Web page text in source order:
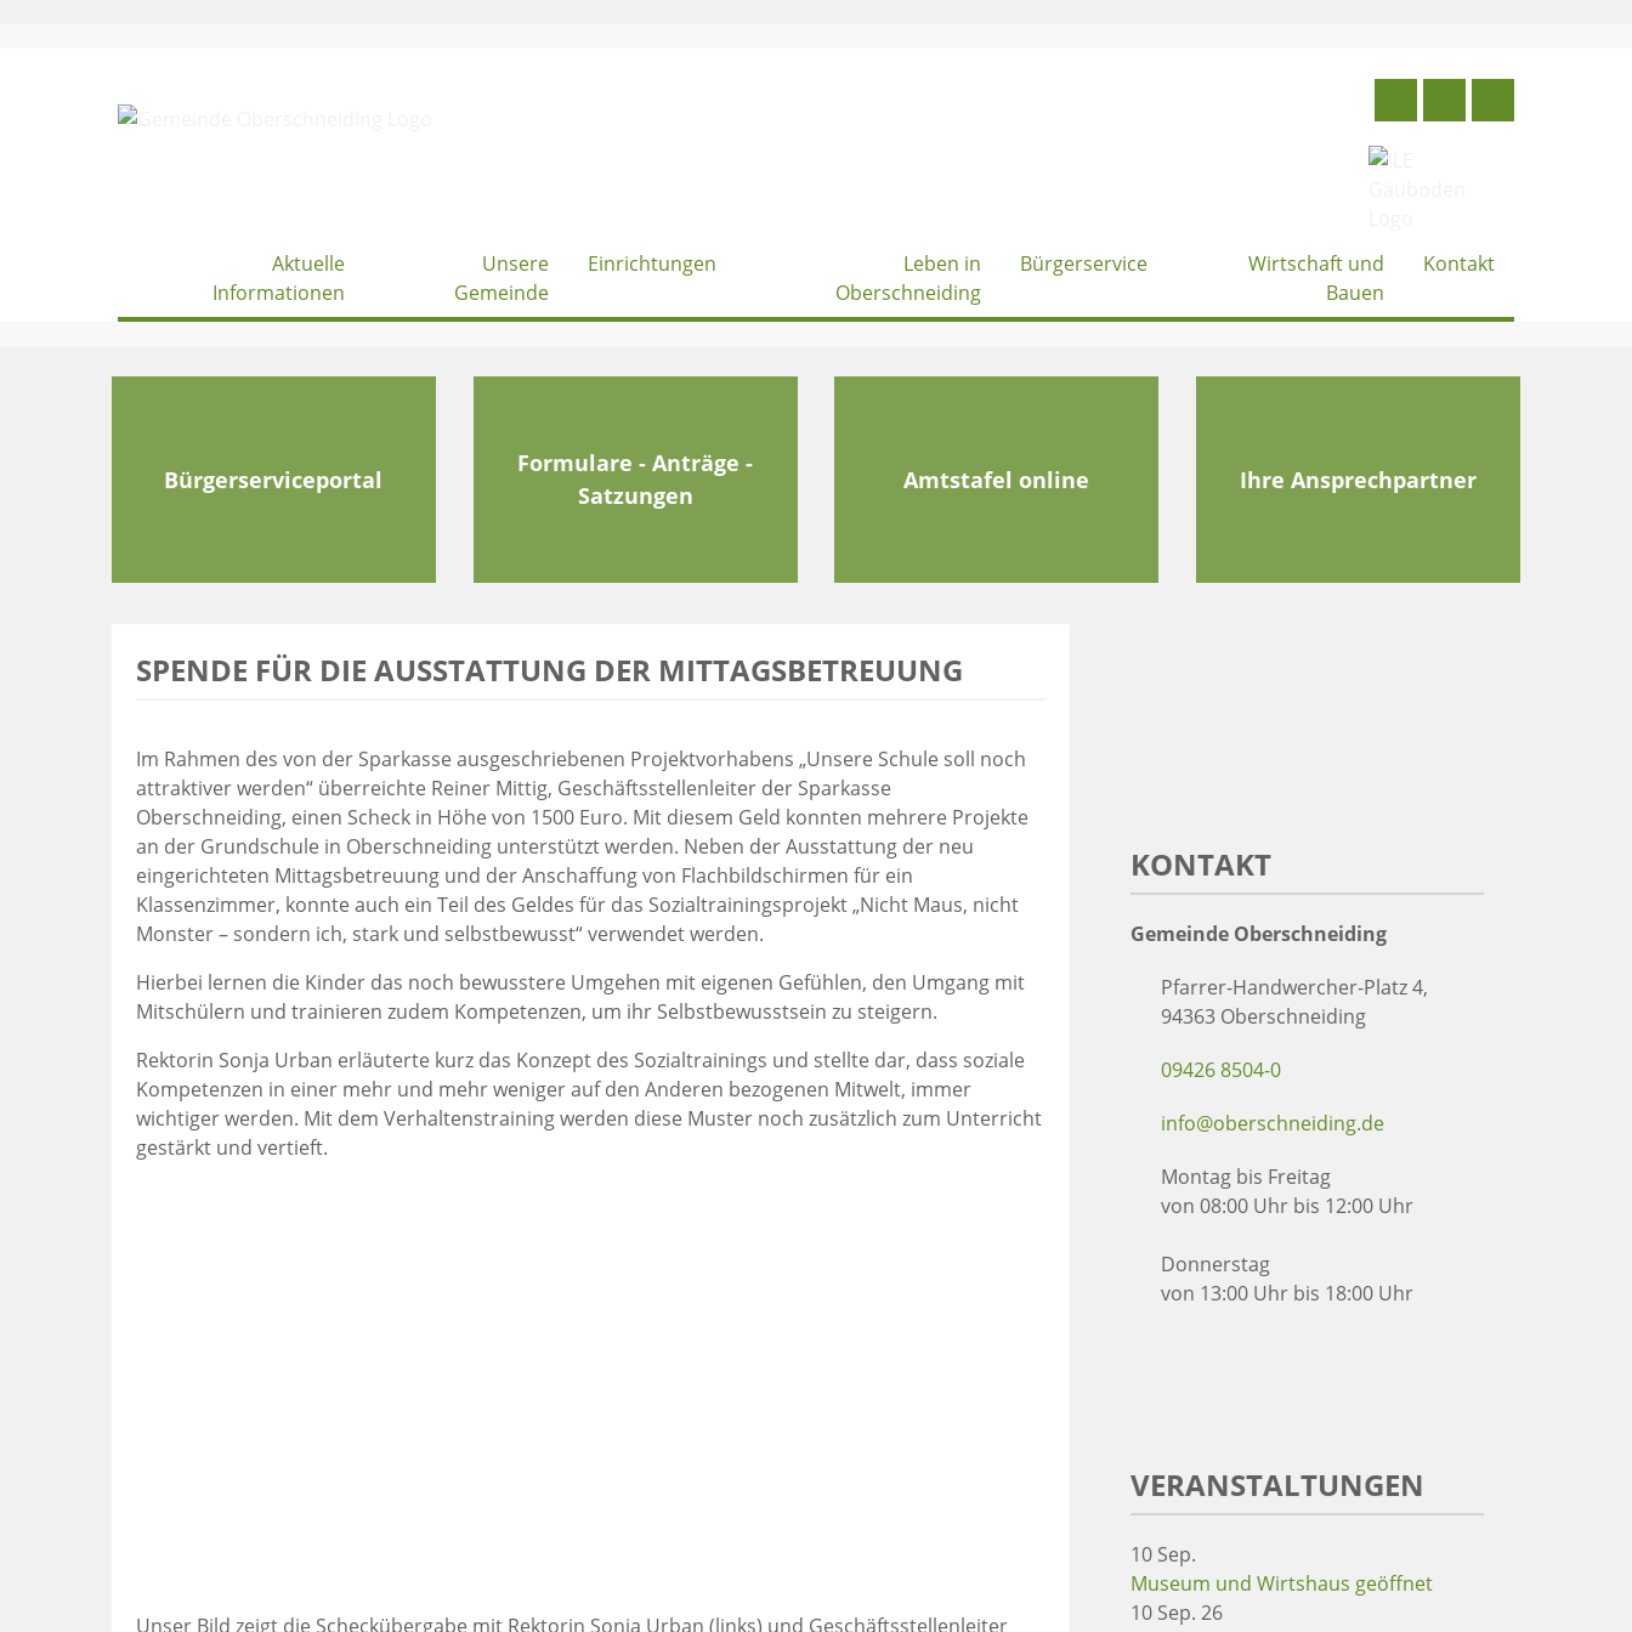
Aktuelle
Informationen
Unsere
Gemeinde
Einrichtungen
Leben in
Oberschneiding
Bürgerservice
Wirtschaft und
Bauen
Kontakt
Bürgerserviceportal
Formulare - Anträge -
Satzungen
Amtstafel online Ihre Ansprechpartner
SPENDE FÜR DIE AUSSTATTUNG DER MITTAGSBETREUUNG
Im Rahmen des von der Sparkasse ausgeschriebenen Projektvorhabens „Unsere Schule soll noch
attraktiver werden“ überreichte Reiner Mittig, Geschäftsstellenleiter der Sparkasse
Oberschneiding, einen Scheck in Höhe von 1500 Euro. Mit diesem Geld konnten mehrere Projekte
an der Grundschule in Oberschneiding unterstützt werden. Neben der Ausstattung der neu
eingerichteten Mittagsbetreuung und der Anschaffung von Flachbildschirmen für ein
Klassenzimmer, konnte auch ein Teil des Geldes für das Sozialtrainingsprojekt „Nicht Maus, nicht
Monster – sondern ich, stark und selbstbewusst“ verwendet werden.
Hierbei lernen die Kinder das noch bewusstere Umgehen mit eigenen Gefühlen, den Umgang mit
Mitschülern und trainieren zudem Kompetenzen, um ihr Selbstbewusstsein zu steigern.
Rektorin Sonja Urban erläuterte kurz das Konzept des Sozialtrainings und stellte dar, dass soziale
Kompetenzen in einer mehr und mehr weniger auf den Anderen bezogenen Mitwelt, immer
wichtiger werden. Mit dem Verhaltenstraining werden diese Muster noch zusätzlich zum Unterricht
gestärkt und vertieft.
Unser Bild zeigt die Scheckübergabe mit Rektorin Sonja Urban (links) und Geschäftsstellenleiter
KONTAKT
Gemeinde Oberschneiding
Pfarrer-Handwercher-Platz 4,
94363 Oberschneiding
09426 8504-0
info@oberschneiding.de
Montag bis Freitag
von 08:00 Uhr bis 12:00 Uhr
Donnerstag
von 13:00 Uhr bis 18:00 Uhr
VERANSTALTUNGEN
10 Sep.
Museum und Wirtshaus geöffnet
10 Sep. 26